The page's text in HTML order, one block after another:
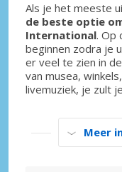
Als je het meeste
de beste optie
International. Op
beginnen zodra je
er veel te zien in
van musea,
livemuziek, je zult
Meer